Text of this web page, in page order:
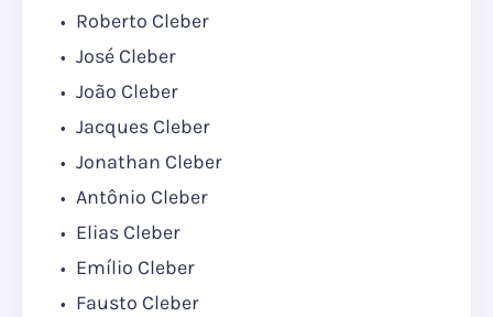
Roberto Cleber
José Cleber
João Cleber
Jacques Cleber
Jonathan Cleber
Antônio Cleber
Elias Cleber
Emílio Cleber
Fausto Cleber